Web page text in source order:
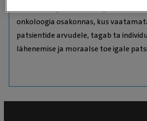
onkoloogia osakonnas, kus
patsientide arvudele, tagab ta
lähenemise ja moraalse toe igale